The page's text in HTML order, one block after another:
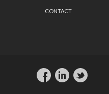
CONTACT